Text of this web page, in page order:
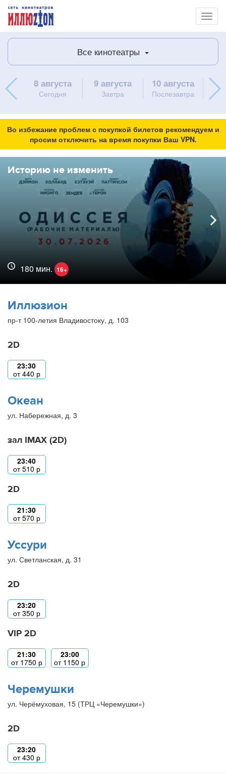
Все кинотеатры
8 августа
Сегодня
9 августа
Завтра
10 августа
Послезавтра
11
Во избежание проблем с покупкой билетов рекомендуем и
просим отключить на время покупки Ваш VPN.
Историю не изменить
180 мин. 16+
Иллюзион
пр-т 100-летия Владивостоку, д. 103
2D
23:30
от440 р
Океан
ул. Набережная, д. 3
зал IMAX (2D)
23:40
от510 р
2D
21:30
от570 р
Уссури
ул. Светланская, д. 31
2D
23:20
от350 р
VIP 2D
21:30
от 1750 р
23:00
от 1150 р
Черемушки
ул. Черёмуховая, 15 (ТРЦ «Черемушки»)
2D
23:20
от430 р